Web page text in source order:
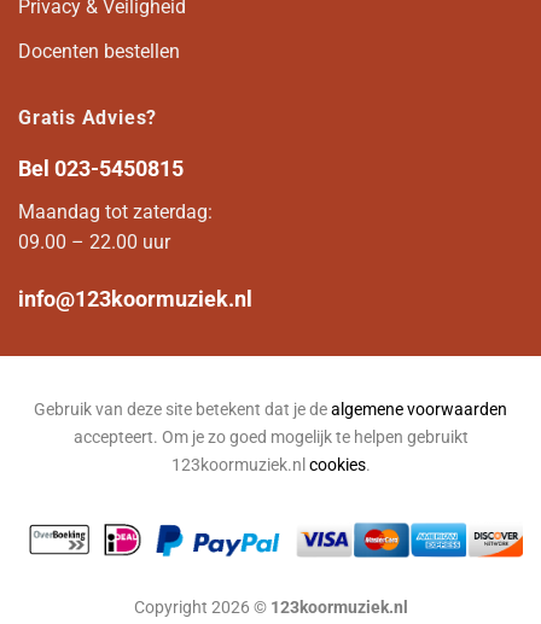
Privacy & Veiligheid
Docenten bestellen
Gratis Advies?
Bel 023-5450815
Maandag tot zaterdag:
09.00 – 22.00 uur
info@123koormuziek.nl
Gebruik van deze site betekent dat je dealgemene voorwaarden
accepteert. Om je zo goed mogelijk te helpen gebruikt
123koormuziek.nl cookies.
Copyright 2026 © 123koormuziek.nl